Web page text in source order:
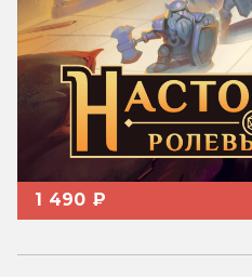
1 490 ₽